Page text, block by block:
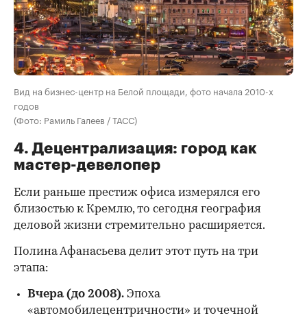
Вид на бизнес-центр на Белой площади, фото начала 2010-х
годов
(Фото: Рамиль Галеев / ТАСС)
4. Децентрализация: город как
мастер-девелопер
Если раньше престиж офиса измерялся его
близостью к Кремлю, то сегодня география
деловой жизни стремительно расширяется.
Полина Афанасьева делит этот путь на три
этапа:
Вчера (до 2008). Эпоха
«автомобилецентричности» и точечной